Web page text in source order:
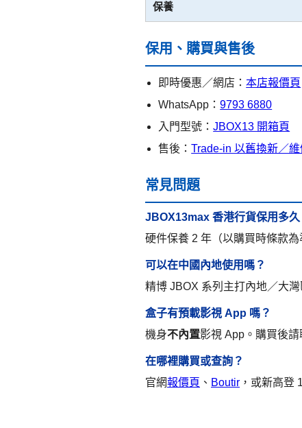
保養
保用、購買與售後
即時優惠／網店：本店報價頁
WhatsApp：9793 6880
入門型號：JBOX13 開箱頁
售後：Trade-in 以舊換新／
常見問題
JBOX13max 香港行貨保用多久
硬件保養 2 年（以購買時條款
可以在中國內地使用嗎？
精博 JBOX 系列主打內地／大灣
盒子有預載影視 App 嗎？
機身不內置影視 App。購買後
在哪裡購買或查詢？
官網報價頁 、 Boutir ，或新高登